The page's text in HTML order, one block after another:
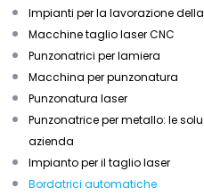
Impianti per la lavorazione
Macchine taglio laser CNC
Punzonatrici per lamiera
Macchina per punzonatura
Punzonatura laser
Punzonatrice per metallo: le
azienda
Impianto per il taglio laser
Bordatrici automatiche